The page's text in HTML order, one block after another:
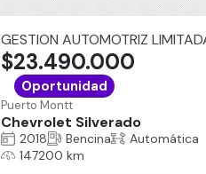
GESTION AUTOMOTRIZ
Puerto Montt
Chevrolet Silverado
$23.490.000
Oportunidad
2018 Bencina
Automática
147200 km